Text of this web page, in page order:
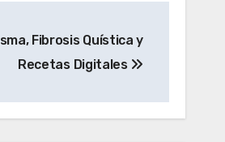
Fibrosis Quística y
Recetas Digitales